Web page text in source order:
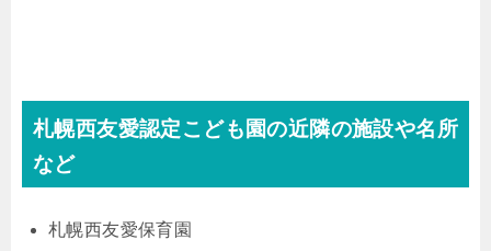
札幌西友愛認定こども園の近隣の施設や名所
など
札幌西友愛保育園